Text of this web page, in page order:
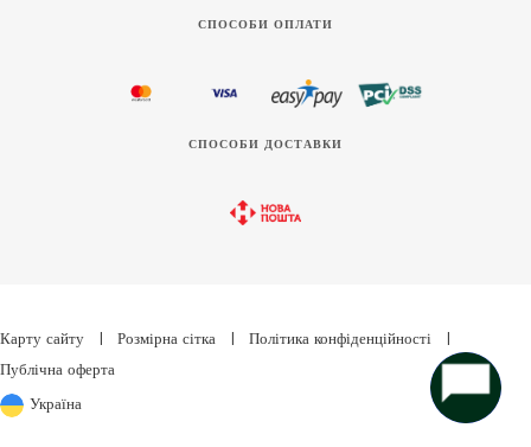
СПОСОБИ ОПЛАТИ
СПОСОБИ ДОСТАВКИ
Карту сайту Розмірна сітка Політика конфіденційності
Публічна оферта
Україна